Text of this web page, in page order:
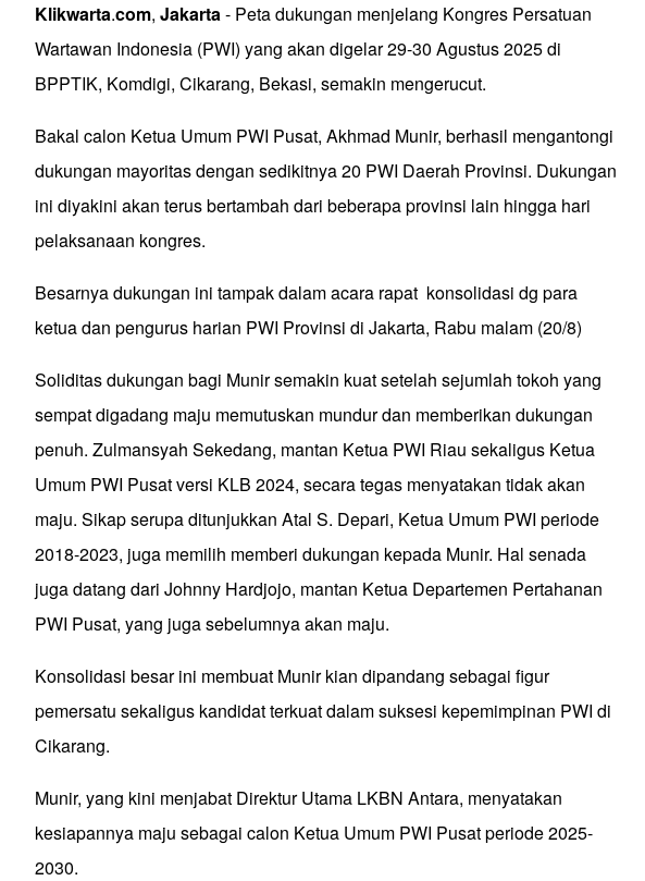
Klikwarta.com, Jakarta- Peta dukungan menjelang Kongres Persatuan
Wartawan Indonesia (PWI) yang akan digelar 29-30 Agustus 2025 di
BPPTIK, Komdigi, Cikarang, Bekasi, semakin mengerucut.
Bakal calon Ketua Umum PWI Pusat, Akhmad Munir, berhasil mengantongi
dukungan mayoritas dengan sedikitnya 20 PWI Daerah Provinsi. Dukungan
ini diyakini akan terus bertambah dari beberapa provinsi lain hingga hari
pelaksanaan kongres.
Besarnya dukungan ini tampak dalam acara rapat konsolidasi dg para
ketua dan pengurus harian PWI Provinsi di Jakarta, Rabu malam (20/8)
Soliditas dukungan bagi Munir semakin kuat setelah sejumlah tokoh yang
sempat digadang maju memutuskan mundur dan memberikan dukungan
penuh. Zulmansyah Sekedang, mantan Ketua PWI Riau sekaligus Ketua
Umum PWI Pusat versi KLB 2024, secara tegas menyatakan tidak akan
maju. Sikap serupa ditunjukkan Atal S. Depari, Ketua Umum PWI periode
2018-2023, juga memilih memberi dukungan kepada Munir. Hal senada
juga datang dari Johnny Hardjojo, mantan Ketua Departemen Pertahanan
PWI Pusat, yang juga sebelumnya akan maju.
Konsolidasi besar ini membuat Munir kian dipandang sebagai figur
pemersatu sekaligus kandidat terkuat dalam suksesi kepemimpinan PWI di
Cikarang.
Munir, yang kini menjabat Direktur Utama LKBN Antara, menyatakan
kesiapannya maju sebagai calon Ketua Umum PWI Pusat periode 2025-
2030.